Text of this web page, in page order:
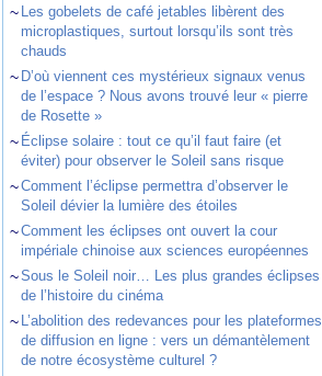
~ Les gobelets de café jetables libèrent des
microplastiques, surtout lorsqu’ils sont très
chauds
~ D’où viennent ces mystérieux signaux venus
de l’espace ? Nous avons trouvé leur « pierre
de Rosette »
~ Éclipse solaire : tout ce qu’il faut faire (et
éviter) pour observer le Soleil sans risque
~Comment l’éclipse permettra d’observer le
Soleil dévier la lumière des étoiles
~Comment les éclipses ont ouvert la cour
impériale chinoise aux sciences européennes
~Sous le Soleil noir… Les plus grandes éclipses
de l’histoire du cinéma
~ L’abolition des redevances pour les plateformes
de diffusion en ligne : vers un démantèlement
de notre écosystème culturel ?